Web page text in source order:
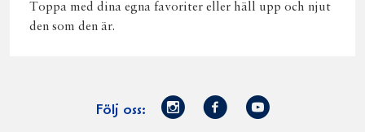
Toppa med dina egna favoriter eller häll upp och njut
den som den är.
Följ oss:
Norrmejerier
Facebook
Youtube